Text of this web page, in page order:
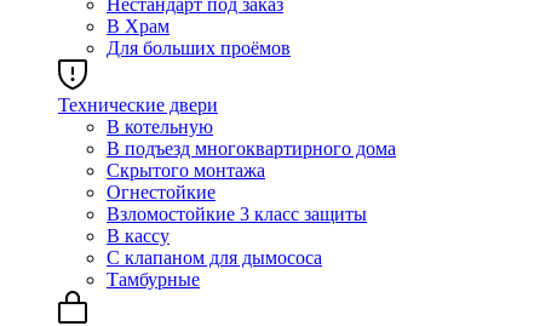
Нестандарт под заказ
В Храм
Для больших проёмов
Технические двери
В котельную
В подъезд многоквартирного дома
Скрытого монтажа
Огнестойкие
Взломостойкие 3 класс защиты
В кассу
С клапаном для дымососа
Тамбурные